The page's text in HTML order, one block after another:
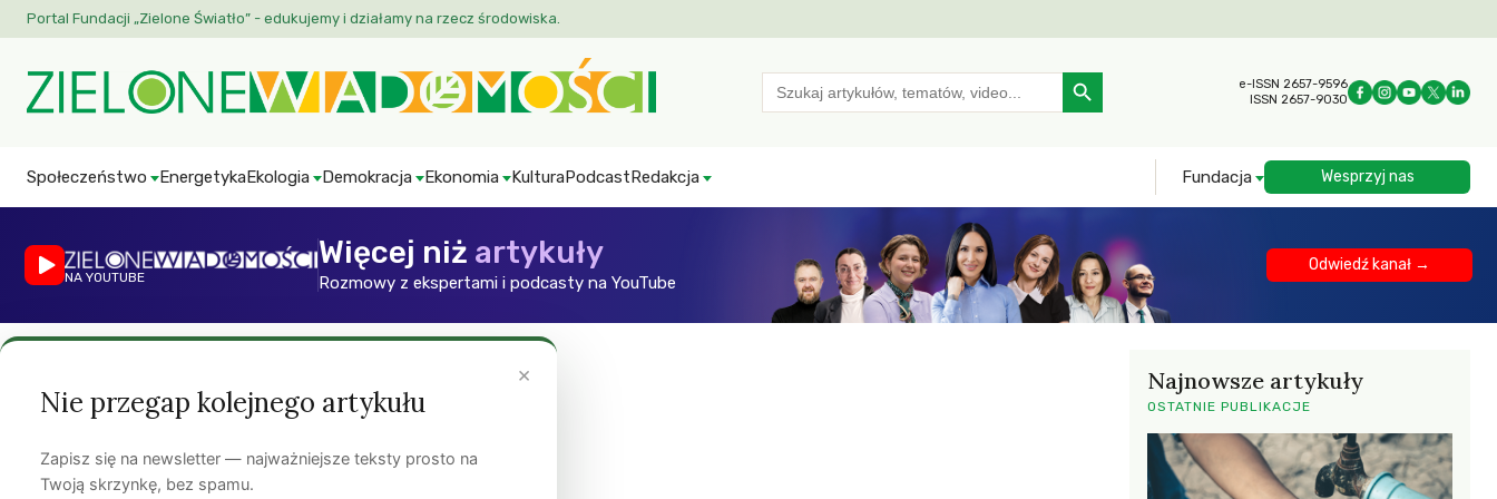
Portal Fundacji „Zielone Światło” - edukujemy i działamy na rzecz środowiska.
Search
for:
Search Button
e-ISSN 2657-9596
ISSN 2657-9030
Społeczeństwo EnergetykaEkologia Demokracja Ekonomia KulturaPodcastRedakcja Fundacja Wesprzyj nas
NA YOUTUBE
Więcej niż artykuły
Rozmowy z ekspertami i podcasty na YouTube
Odwiedź kanał →
Ekologia Ekonomia Felietony
Zielone zarządzanie
Najnowsze artykuły
OSTATNIE PUBLIKACJE
×
Nie przegap kolejnego artykułu
Zapisz się na newsletter — najważniejsze teksty prosto na
Twoją skrzynkę, bez spamu.